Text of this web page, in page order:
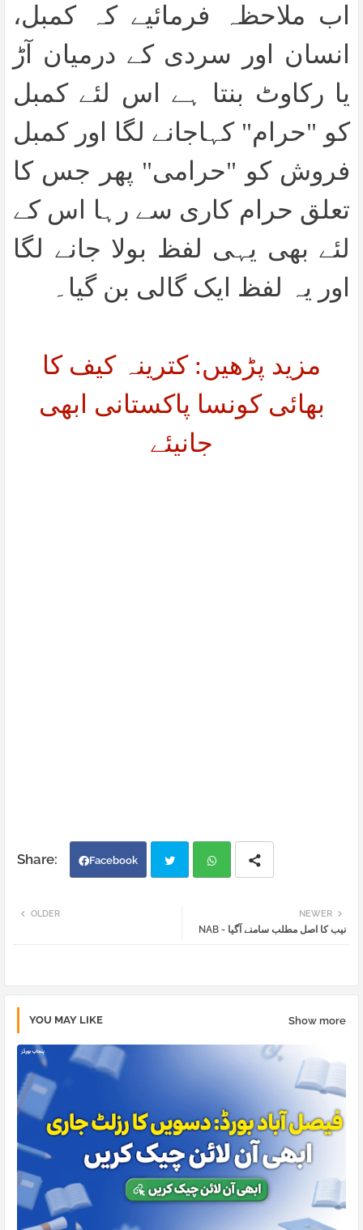
اب ملاحظہ فرمائیے کہ کمبل،
انسان اور سردی کے درمیان آڑ
یا رکاوٹ بنتا ہے اس لئے کمبل
کو "حرام" کہاجانے لگا اور کمبل
فروش کو "حرامی" پھر جس کا
تعلق حرام کاری سے رہا اس کے
لئے بھی یہی لفظ بولا جانے لگا
اور یہ لفظ ایک گالی بن گیا۔
مزید پڑھیں: کترینہ کیف کا
بھائی کونسا پاکستانی ابھی
جانیئے
Facebook
atsa
NEWER
NAB - نیب کا اصل مطلب سامنے آگیا
OLDER
YOU MAY LIKE Show more